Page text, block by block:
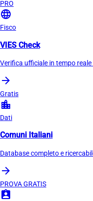
PRO
language
Fisco
VIES Check
Verifica ufficiale in tempo
arrow_forward
Gratis
location_city
Dati
Comuni Italiani
Database completo e
arrow_forward
PROVA GRATIS
assignment_ind